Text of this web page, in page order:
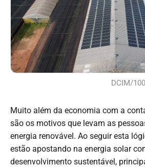
DCIM/
Muito além da economia com a
são os motivos que levam as
energia renovável. Ao seguir esta
estão apostando na energia solar
desenvolvimento sustentável,